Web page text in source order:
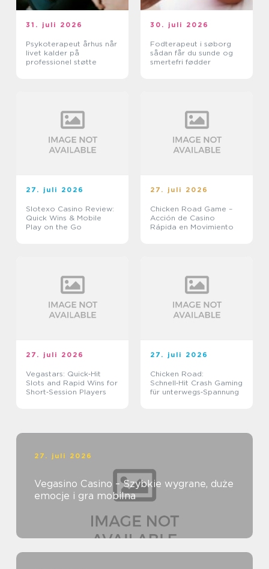
31. juli 2026
Psykoterapeut århus når
livet kalder på
professionel støtte
30. juli 2026
Fodterapeut i søborg
sådan får du sunde og
smertefri fødder
27. juli 2026
Slotexo Casino Review:
Quick Wins & Mobile
Play on the Go
27. juli 2026
Chicken Road Game –
Acción de Casino
Rápida en Movimiento
27. juli 2026
Vegastars: Quick‑Hit
Slots and Rapid Wins for
Short‑Session Players
27. juli 2026
Chicken Road:
Schnell‑Hit Crash Gaming
für unterwegs‑Spannung
27. juli 2026
Vegasino Casino – Szybkie wygrane, duże
emocje i gra mobilna